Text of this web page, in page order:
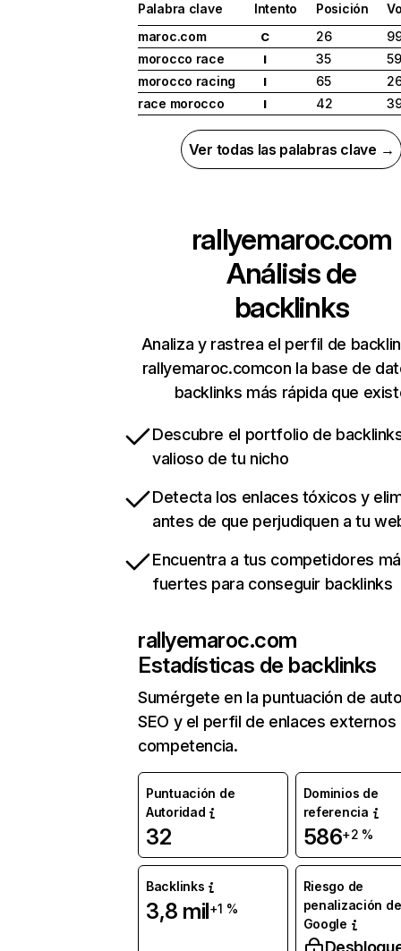
Palabra clave Intento Posición
maroc.com
C 26
morocco race
I 35
morocco racing
I 65
race morocco
I 42
Ver todas las palabras clave →
rallyemaroc.com
Análisis de
backlinks
Analiza y rastrea el perfil de
rallyemaroc.comcon la base de
backlinks más rápida que
Descubre el portfolio de
valioso de tu nicho
Detecta los enlaces tóxicos y
antes de que perjudiquen a tu
Encuentra a tus competidores
fuertes para conseguir backlinks
rallyemaroc.com
Estadísticas de backlinks
Sumérgete en la puntuación de
SEO y el perfil de enlaces externos
competencia.
Puntuación de
Autoridad
32
Dominios de
referencia
586+2 %
Backlinks
3,8 mil+1 %
Riesgo de
penalización de
Google